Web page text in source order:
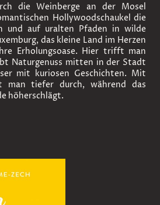
die Weinberge an der Mosel
Hollywoodschaukel die
und auf uralten Pfaden in wilde
das kleine Land im Herzen
Erholungsoase. Hier trifft man
Naturgenuss mitten in der Stadt
mit kuriosen Geschichten. Mit
man tiefer durch, während das
höherschlägt.